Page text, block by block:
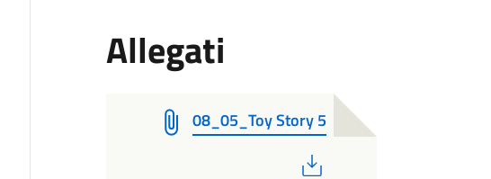
Allegati
08_05_Toy Story 5